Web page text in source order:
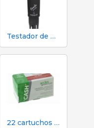
Testador de pH, EC, TDS e temperatura Hanna HI98130
22 cartuchos vermelhos calibre para atordoamento em dinheiro em matadouro